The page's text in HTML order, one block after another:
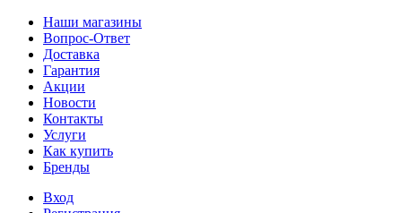
Наши магазины
Вопрос-Ответ
Доставка
Гарантия
Акции
Новости
Контакты
Услуги
Как купить
Бренды
Вход